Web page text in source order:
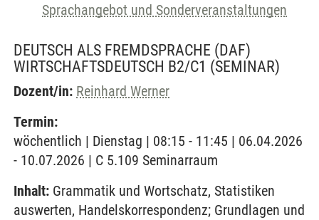
Sprachangebot und Sonderveranstaltungen
DEUTSCH ALS FREMDSPRACHE (DAF)
WIRTSCHAFTSDEUTSCH B2/C1 (SEMINAR)
Dozent/in: Reinhard Werner
Termin:
wöchentlich | Dienstag | 08:15 - 11:45 | 06.04.2026
- 10.07.2026 | C 5.109 Seminarraum
Inhalt: Grammatik und Wortschatz, Statistiken
auswerten, Handelskorrespondenz; Grundlagen und